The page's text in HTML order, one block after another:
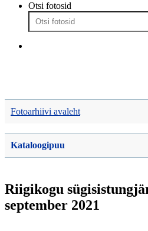
Otsi fotosid
Fotoarhiivi avaleht
Kataloogipuu
Riigikogu
september 2021